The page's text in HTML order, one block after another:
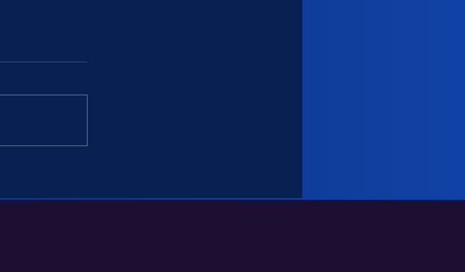
fator crítico